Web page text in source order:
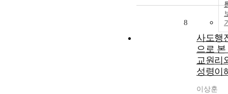
8
사도행
으로 본
교원리
성령이
이상훈